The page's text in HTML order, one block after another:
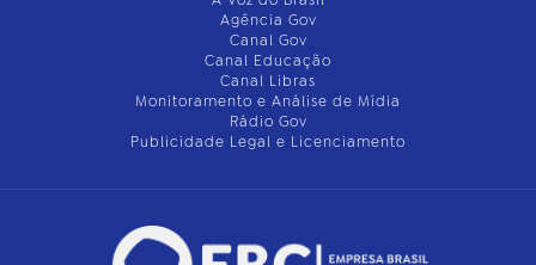
Agência Gov
Canal Gov
Canal Educação
Canal Libras
Monitoramento e Análise de Mídia
Rádio Gov
Publicidade Legal e Licenciamento